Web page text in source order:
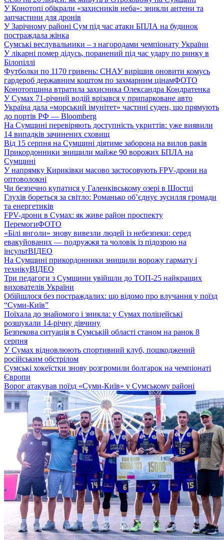
У Конотопі обікрали «захисників неба»: зникли антени та
запчастини для дронів
У Зарічному районі Сум під час атаки БПЛА на будинок
постраждала жінка
Сумські веслувальники – з нагородами чемпіонату України
У лікарні помер дідусь, поранений під час удару по ринку в
Білопіллі
Футболки по 1170 гривень: СНАУ вирішив оновити комусь
гардероб державним коштом по захмарним цінамФОТО
Конотопщина втратила захисника Олександра Кондратенка
У Сумах 71-річний водій врізався у припарковане авто
Україна дала «морський імунітет» частині суден, що прямують
до портів РФ — Bloomberg
На Сумщині перевіряють доступність укриттів: уже виявили
14 випадків зачинених сховищ
Від 15 серпня на Сумщині діятиме заборона на вилов раків
Прикордонники знищили майже 90 ворожих БПЛА на
Сумщині
У напрямку Кириківки масово застосовують FPV-дрони на
оптоволокні
Чи безпечно купатися у Галенківському озері в Шостці
Глухів бореться за світло: Романько об’єднує зусилля громади
та енергетиків
FPV-дрони в Сумах: як живе район проспекту
ПеремогиФОТО
«Білі янголи» знову вивезли людей із небезпеки: серед
евакуйованих — подружжя та чоловік із підозрою на
інсультВІДЕО
На Сумщині прикордонники знищили ворожу гармату і
технікуВІДЕО
Три педагоги з Сумщини увійшли до ТОП-25 найкращих
вихователів України
Обійшлося без постраждалих: що відомо про влучання у поїзд
“Суми-Київ”
Поїхала до знайомого і зникла: у Сумах поліцейські
розшукали 14-річну дівчину
Безпекова ситуація в Сумській області станом на ранок 8
серпня
У Сумах відновлюють спортивний клуб, пошкоджений
російським обстрілом
Сумські хокеїстки знову розгромили болгарок на чемпіонаті
Європи
Ворог атакував поїзд «Суми-Київ» у Сумському районі